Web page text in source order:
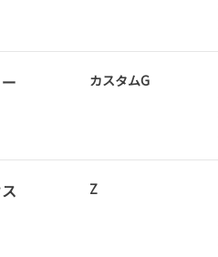
カスタムG
Z